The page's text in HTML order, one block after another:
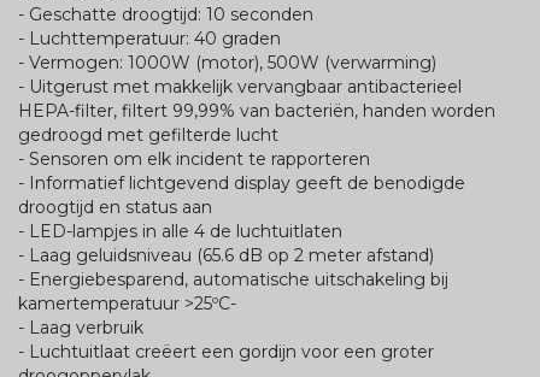
- Geschatte droogtijd: 10 seconden
- Luchttemperatuur: 40 graden
- Vermogen: 1000W (motor), 500W (verwarming)
- Uitgerust met makkelijk vervangbaar antibacterieel
HEPA-filter, filtert 99,99% van bacteriën, handen worden
gedroogd met gefilterde lucht
- Sensoren om elk incident te rapporteren
- Informatief lichtgevend display geeft de benodigde
droogtijd en status aan
- LED-lampjes in alle 4 de luchtuitlaten
- Laag geluidsniveau (65.6 dB op 2 meter afstand)
- Energiebesparend, automatische uitschakeling bij
kamertemperatuur >25ºC-
- Laag verbruik
- Luchtuitlaat creëert een gordijn voor een groter